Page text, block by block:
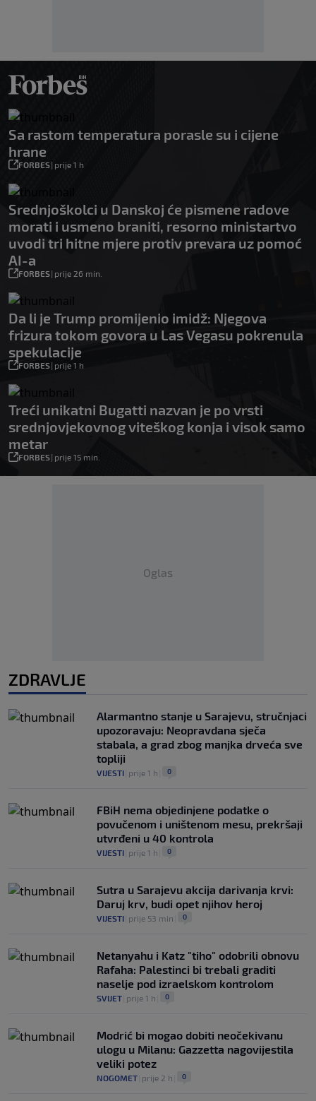
Sa rastom temperatura porasle su i cijene
hrane
FORBES| prije 1 h
Srednjoškolci u Danskoj će pismene radove
morati i usmeno braniti, resorno ministartvo
uvodi tri hitne mjere protiv prevara uz pomoć
AI-a
FORBES| prije 26 min.
Da li je Trump promijenio imidž: Njegova
frizura tokom govora u Las Vegasu pokrenula
spekulacije
FORBES| prije 1 h
Treći unikatni Bugatti nazvan je po vrsti
srednjovjekovnog viteškog konja i visok samo
metar
FORBES| prije 15 min.
Oglas
ZDRAVLJE
Alarmantno stanje u Sarajevu, stručnjaci
upozoravaju: Neopravdana sječa
stabala, a grad zbog manjka drveća sve
topliji
VIJESTI prije 1 h 0
FBiH nema objedinjene podatke o
povučenom i uništenom mesu, prekršaji
utvrđeni u 40 kontrola
VIJESTI prije 1 h 0
Sutra u Sarajevu akcija darivanja krvi:
Daruj krv, budi opet njihov heroj
VIJESTI prije 53 min 0
Netanyahu i Katz "tiho" odobrili obnovu
Rafaha: Palestinci bi trebali graditi
naselje pod izraelskom kontrolom
SVIJET prije 1 h 0
Modrić bi mogao dobiti neočekivanu
ulogu u Milanu: Gazzetta nagovijestila
veliki potez
NOGOMET prije 2 h 0